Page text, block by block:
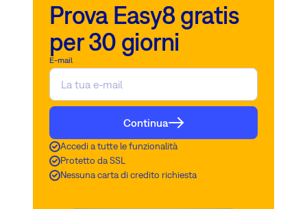
Prova Easy8 gratis
per 30 giorni
E-mail
Continua
Accedi a tutte le funzionalità
Protetto da SSL
Nessuna carta di credito richiesta